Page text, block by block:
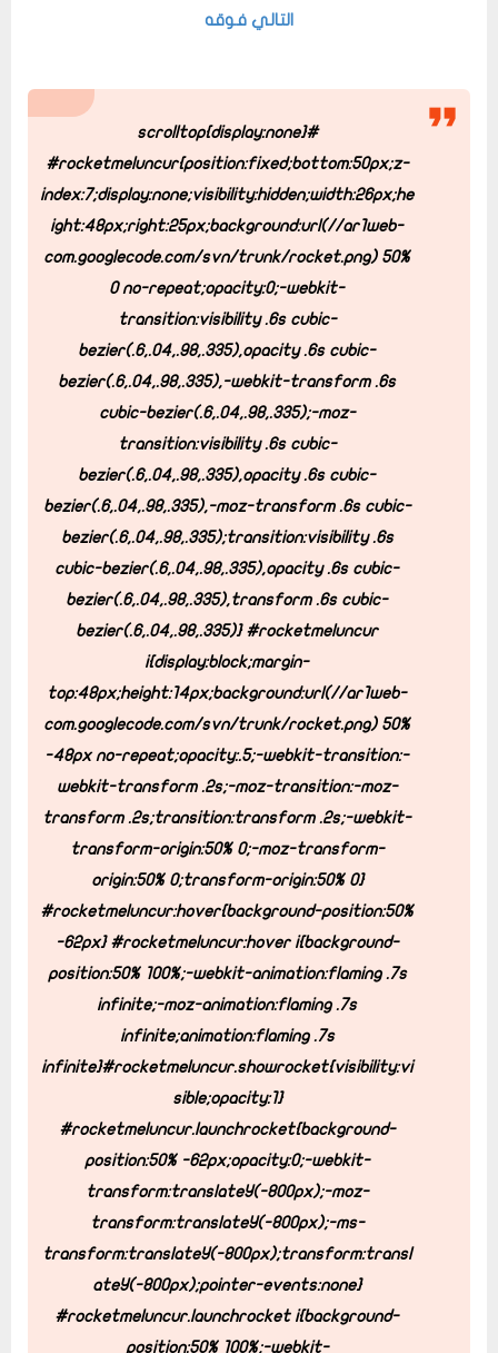
التالي فوقه
#scrolltop{display:none}
#rocketmeluncur{position:fixed;bottom:50px;z-
index:7;display:none;visibility:hidden;width:26px;he
ight:48px;right:25px;background:url(//ar1web-
com.googlecode.com/svn/trunk/rocket.png) 50%
0 no-repeat;opacity:0;-webkit-
transition:visibility .6s cubic-
bezier(.6,.04,.98,.335),opacity .6s cubic-
bezier(.6,.04,.98,.335),-webkit-transform .6s
cubic-bezier(.6,.04,.98,.335);-moz-
transition:visibility .6s cubic-
bezier(.6,.04,.98,.335),opacity .6s cubic-
bezier(.6,.04,.98,.335),-moz-transform .6s cubic-
bezier(.6,.04,.98,.335);transition:visibility .6s
cubic-bezier(.6,.04,.98,.335),opacity .6s cubic-
bezier(.6,.04,.98,.335),transform .6s cubic-
bezier(.6,.04,.98,.335)} #rocketmeluncur
i{display:block;margin-
top:48px;height:14px;background:url(//ar1web-
com.googlecode.com/svn/trunk/rocket.png) 50%
-48px no-repeat;opacity:.5;-webkit-transition:-
webkit-transform .2s;-moz-transition:-moz-
transform .2s;transition:transform .2s;-webkit-
transform-origin:50% 0;-moz-transform-
origin:50% 0;transform-origin:50% 0}
#rocketmeluncur:hover{background-position:50%
-62px} #rocketmeluncur:hover i{background-
position:50% 100%;-webkit-animation:flaming .7s
infinite;-moz-animation:flaming .7s
infinite;animation:flaming .7s
infinite}#rocketmeluncur.showrocket{visibility:vi
sible;opacity:1}
#rocketmeluncur.launchrocket{background-
position:50% -62px;opacity:0;-webkit-
transform:translateY(-800px);-moz-
transform:translateY(-800px);-ms-
transform:translateY(-800px);transform:transl
ateY(-800px);pointer-events:none}
#rocketmeluncur.launchrocket i{background-
position:50% 100%;-webkit-